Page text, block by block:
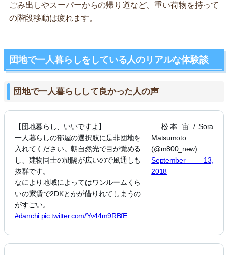
ごみ出しやスーパーからの帰り道など、重い荷物を持って
の階段移動は疲れます。
団地で一人暮らしをしている人のリアルな体験談
団地で一人暮らしして良かった人の声
【団地暮らし、いいですよ】
一人暮らしの部屋の選択肢に是非団地を
入れてください。朝自然光で目が覚める
し、建物同士の間隔が広いので風通しも
抜群です。
なにより地域によってはワンルームくら
いの家賃で2DKとかが借りれてしまうの
がすごい。
#danchi pic.twitter.com/Yv44m9RBfE
— 松本 宙 / Sora
Matsumoto
(@m800_new)
September 13,
2018